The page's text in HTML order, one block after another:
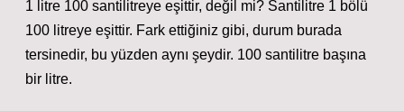
1 litre 100 santilitreye eşittir, değil mi? Santilitre 1 bölü
100 litreye eşittir. Fark ettiğiniz gibi, durum burada
tersinedir, bu yüzden aynı şeydir. 100 santilitre başına
bir litre.